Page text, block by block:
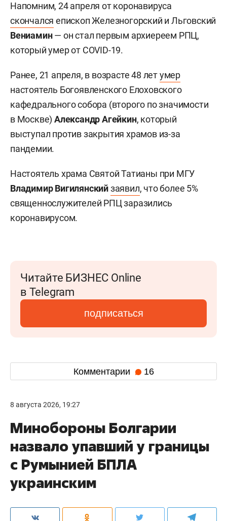
Напомним, 24 апреля от коронавируса
скончался епископ Железногорский и Льговский
Вениамин— он стал первым архиереем РПЦ,
который умер от COVID-19.
Ранее, 21 апреля, в возрасте 48 летумер
настоятель Богоявленского Елоховского
кафедрального собора (второго по значимости
в Москве)Александр Агейкин, который
выступал против закрытия храмов из-за
пандемии.
Настоятель храма Святой Татианы при МГУ
Владимир Вигилянскийзаявил, что более 5%
священнослужителей РПЦ заразились
коронавирусом.
Читайте БИЗНЕС Online
в Telegram
подписаться
Комментарии 16
8 августа 2026, 19:27
Минобороны Болгарии
назвало упавший у границы
с Румынией БПЛА
украинским